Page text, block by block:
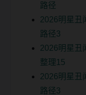
路径
2026明星丑
路径3
2026明星丑
整理15
2026明星丑
路径3